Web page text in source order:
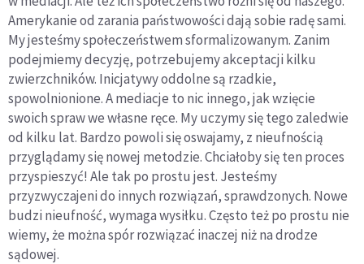
Amerykanie od zarania państwowości dają sobie radę sami.
My jesteśmy społeczeństwem sformalizowanym. Zanim
podejmiemy decyzję, potrzebujemy akceptacji kilku
zwierzchników. Inicjatywy oddolne są rzadkie,
spowolnionione. A mediacje to nic innego, jak wzięcie
swoich spraw we własne ręce. My uczymy się tego zaledwie
od kilku lat. Bardzo powoli się oswajamy, z nieufnością
przyglądamy się nowej metodzie. Chciałoby się ten proces
przyspieszyć! Ale tak po prostu jest. Jesteśmy
przyzwyczajeni do innych rozwiązań, sprawdzonych. Nowe
budzi nieufność, wymaga wysiłku. Często też po prostu nie
wiemy, że można spór rozwiązać inaczej niż na drodze
sądowej.